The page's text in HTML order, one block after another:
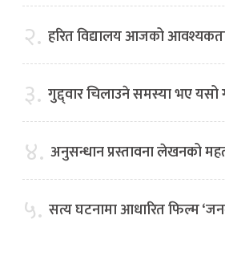
२. हरित विद्यालय आजको
३. गुद्द्वार चिलाउने समस्या भए यसो
४. अनुसन्धान प्रस्तावना लेखनको
५. सत्य घटनामा आधारित फिल्म